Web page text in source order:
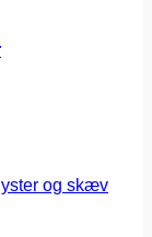
og skæv